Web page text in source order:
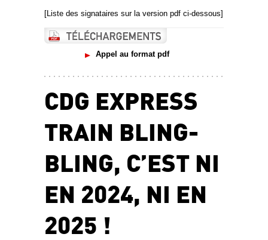
[Liste des signataires sur la version pdf ci-dessous]
Appel au format pdf
CDG EXPRESS
TRAIN BLING-
BLING, C’EST NI
EN 2024, NI EN
2025 !